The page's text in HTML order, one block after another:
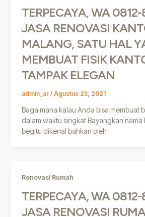
TERPECAYA, WA
JASA RENOVASI
MALANG, SATU HAL
MEMBUAT FISIK
TAMPAK ELEGAN
admin_ar / Agustus 23, 2021
Bagaimana kalau Anda bisa membuat
dalam waktu singkat Bayangkan nama
begitu dikenal bahkan oleh
Renovasi Rumah
TERPECAYA, WA
JASA RENOVASI